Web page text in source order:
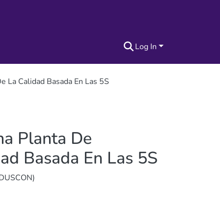
Log In
La Calidad Basada En Las 5S
Planta De
Basada En Las 5S